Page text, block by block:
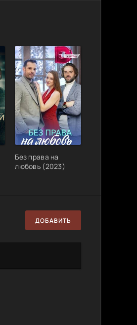
0
0
0
0
0
Без права на
любовь (2023)
ДОБАВИТЬ